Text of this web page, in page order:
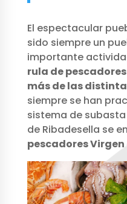
El espectacular
sido siempre un
importante
rula de
más de las
siempre se han
sistema de
de Ribadesella se
pescadores Virgen